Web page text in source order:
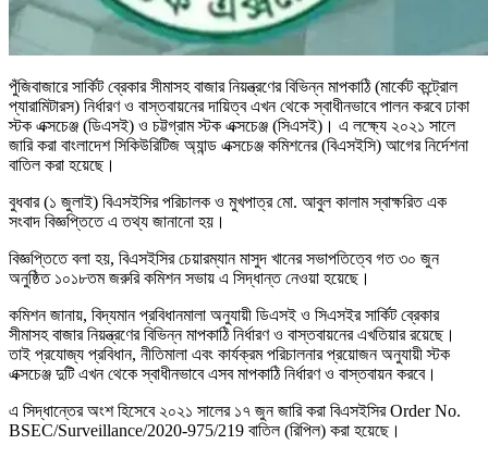
পুঁজিবাজারে সার্কিট ব্রেকার সীমাসহ বাজার নিয়ন্ত্রণের বিভিন্ন মাপকাঠি (মার্কেট কন্ট্রোল
প্যারামিটারস) নির্ধারণ ও বাস্তবায়নের দায়িত্ব এখন থেকে স্বাধীনভাবে পালন করবে ঢাকা
স্টক এক্সচেঞ্জ (ডিএসই) ও চট্টগ্রাম স্টক এক্সচেঞ্জ (সিএসই)। এ লক্ষ্যে ২০২১ সালে
জারি করা বাংলাদেশ সিকিউরিটিজ অ্যান্ড এক্সচেঞ্জ কমিশনের (বিএসইসি) আগের নির্দেশনা
বাতিল করা হয়েছে।
বুধবার (১ জুলাই) বিএসইসির পরিচালক ও মুখপাত্র মো. আবুল কালাম স্বাক্ষরিত এক
সংবাদ বিজ্ঞপ্তিতে এ তথ্য জানানো হয়।
বিজ্ঞপ্তিতে বলা হয়, বিএসইসির চেয়ারম্যান মাসুদ খানের সভাপতিত্বে গত ৩০ জুন
অনুষ্ঠিত ১০১৮তম জরুরি কমিশন সভায় এ সিদ্ধান্ত নেওয়া হয়েছে।
কমিশন জানায়, বিদ্যমান প্রবিধানমালা অনুযায়ী ডিএসই ও সিএসইর সার্কিট ব্রেকার
সীমাসহ বাজার নিয়ন্ত্রণের বিভিন্ন মাপকাঠি নির্ধারণ ও বাস্তবায়নের এখতিয়ার রয়েছে।
তাই প্রযোজ্য প্রবিধান, নীতিমালা এবং কার্যক্রম পরিচালনার প্রয়োজন অনুযায়ী স্টক
এক্সচেঞ্জ দুটি এখন থেকে স্বাধীনভাবে এসব মাপকাঠি নির্ধারণ ও বাস্তবায়ন করবে।
এ সিদ্ধান্তের অংশ হিসেবে ২০২১ সালের ১৭ জুন জারি করা বিএসইসির Order No.
BSEC/Surveillance/2020-975/219 বাতিল (রিপিল) করা হয়েছে।